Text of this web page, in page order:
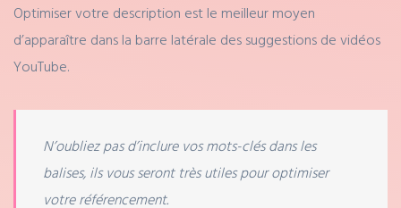
Optimiser votre description est le meilleur moyen
d’apparaître dans la barre latérale des suggestions de vidéos
YouTube.
N’oubliez pas d’inclure vos mots-clés dans les
balises, ils vous seront très utiles pour optimiser
votre référencement.